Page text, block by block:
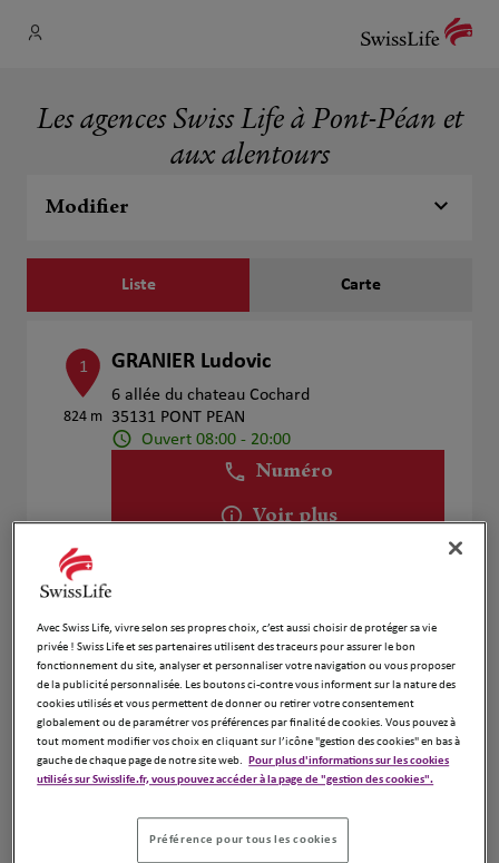
Les agences Swiss Life à Pont-Péan et
aux alentours
Modifier
Liste Carte
1
824 m
GRANIER Ludovic
6 allée du chateau Cochard
35131 PONT PEAN
Ouvert 08:00 - 20:00
Numéro
Voir plus
3.76 km
4 B Place Antoine de St Exupéry
35230 NOYAL CHATILLON SUR SEICHE
Fermé actuellement
Ouvert sur rdv 09:00 - 19:00
Numéro
Voir plus
Avec Swiss Life, vivre selon ses propres choix, c’est aussi choisir de protéger sa vie
privée ! Swiss Life et ses partenaires utilisent des traceurs pour assurer le bon
fonctionnement du site, analyser et personnaliser votre navigation ou vous proposer
de la publicité personnalisée. Les boutons ci-contre vous informent sur la nature des
cookies utilisés et vous permettent de donner ou retirer votre consentement
globalement ou de paramétrer vos préférences par finalité de cookies. Vous pouvez à
tout moment modifier vos choix en cliquant sur l’icône "gestion des cookies" en bas à
gauche de chaque page de notre site web. Pour plus d'informations sur les cookies
utilisés sur Swisslife.fr, vous pouvez accéder à la page de "gestion des cookies".
Préférence pour tous les cookies